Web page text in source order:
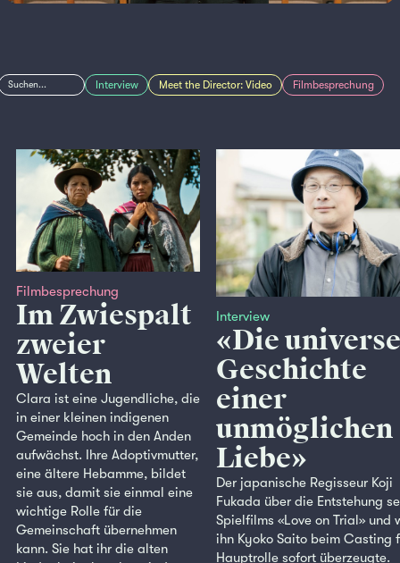
Suchen... Interview Meet the Director: Video Filmbesprechung
Filmbesprechung
Im Zwiespalt
zweier
Welten
Clara ist eine Jugendliche, die
in einer kleinen indigenen
Gemeinde hoch in den Anden
aufwächst. Ihre Adoptivmutter,
eine ältere Hebamme, bildet
sie aus, damit sie einmal eine
wichtige Rolle für die
Gemeinschaft übernehmen
kann. Sie hat ihr die alten
Interview
«Die
Geschichte
einer
unmöglichen
Liebe»
Der japanische Regisseur Koji
Fukada über die Entstehung
Spielfilms «Love on Trial» und
ihn Kyoko Saito beim Casting
Hauptrolle sofort überzeugte.